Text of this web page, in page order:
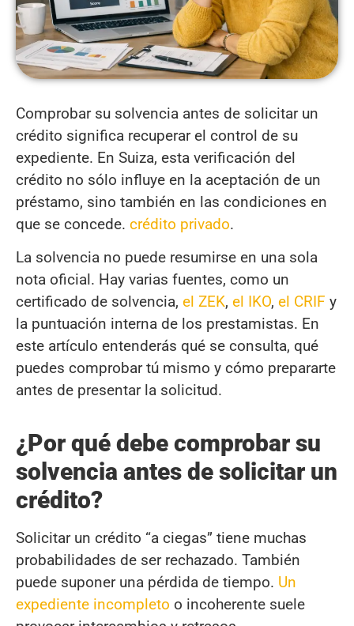
Comprobar su solvencia antes de solicitar un
crédito significa recuperar el control de su
expediente. En Suiza, esta verificación del
crédito no sólo influye en la aceptación de un
préstamo, sino también en las condiciones en
que se concede. crédito privado.
La solvencia no puede resumirse en una sola
nota oficial. Hay varias fuentes, como un
certificado de solvencia, el ZEK, el IKO, el CRIF y
la puntuación interna de los prestamistas. En
este artículo entenderás qué se consulta, qué
puedes comprobar tú mismo y cómo prepararte
antes de presentar la solicitud.
¿Por qué debe comprobar su
solvencia antes de solicitar un
crédito?
Solicitar un crédito “a ciegas” tiene muchas
probabilidades de ser rechazado. También
puede suponer una pérdida de tiempo. Un
expediente incompleto o incoherente suele